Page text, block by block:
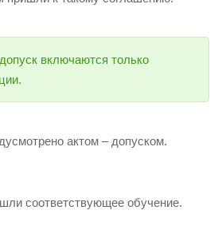
включаются только
актом – допуском.
соответствующее обучение.